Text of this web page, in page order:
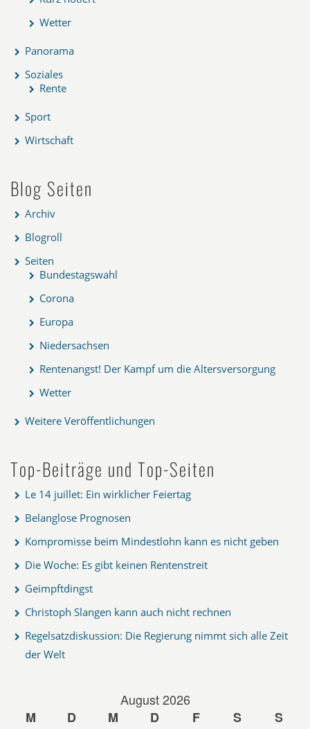
Wetter
Panorama
Soziales
Rente
Sport
Wirtschaft
Blog Seiten
Archiv
Blogroll
Seiten
Bundestagswahl
Corona
Europa
Niedersachsen
Rentenangst! Der Kampf um die Altersversorgung
Wetter
Weitere Veröffentlichungen
Top-Beiträge und Top-Seiten
Le 14 juillet: Ein wirklicher Feiertag
Belanglose Prognosen
Kompromisse beim Mindestlohn kann es nicht geben
Die Woche: Es gibt keinen Rentenstreit
Geimpftdingst
Christoph Slangen kann auch nicht rechnen
Regelsatzdiskussion: Die Regierung nimmt sich alle Zeit
der Welt
August 2026
M
D M D F S S